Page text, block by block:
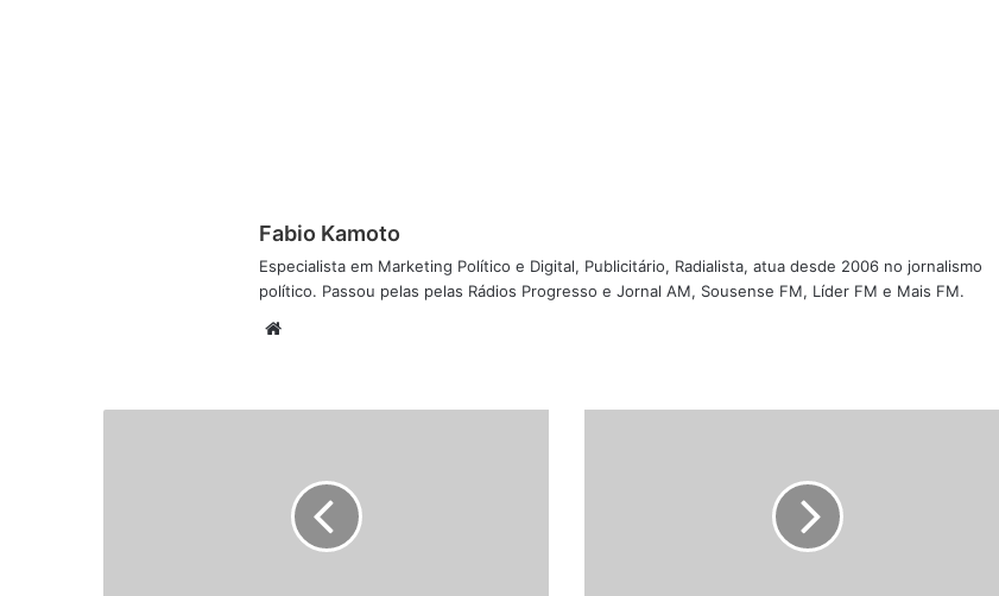
Fabio Kamoto
Especialista em Marketing Político e Digital, Publicitário, Radialista, atua desde 2006 no jornalismo
político. Passou pelas pelas Rádios Progresso e Jornal AM, Sousense FM, Líder FM e Mais FM.
s